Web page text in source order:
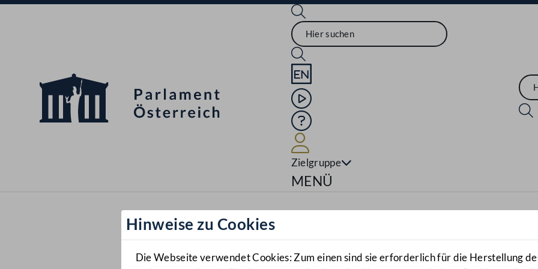
Sprache English
Mediathek
Hilfe
Zielgruppe
Navigationsmenü öffnen
MENÜ
Hinweise zu Cookies
Die Webseite verwendet Cookies: Zum einen sind sie erforderlich für die Herstellung